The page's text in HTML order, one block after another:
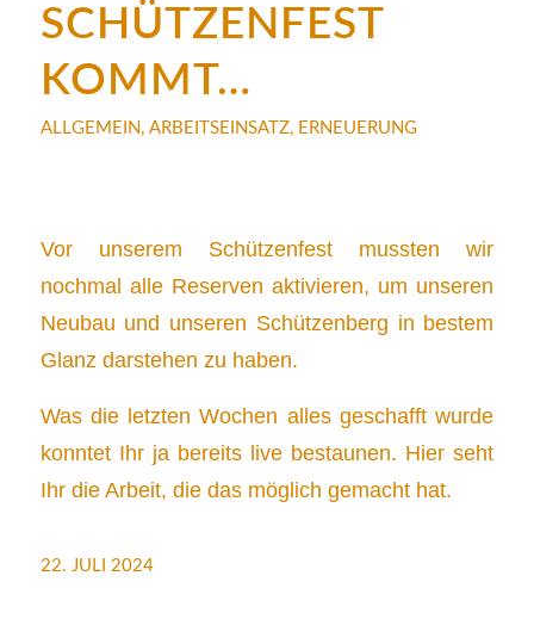
SCHÜTZENFEST
KOMMT…
ALLGEMEIN , ARBEITSEINSATZ, ERNEUERUNG
Vor unserem Schützenfest mussten wir
nochmal alle Reserven aktivieren, um unseren
Neubau und unseren Schützenberg in bestem
Glanz darstehen zu haben.
Was die letzten Wochen alles geschafft wurde
konntet Ihr ja bereits live bestaunen. Hier seht
Ihr die Arbeit, die das möglich gemacht hat.
22. JULI 2024